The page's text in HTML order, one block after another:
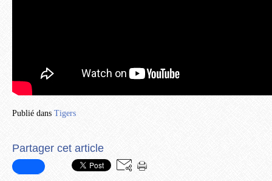
Publié dans Tigers
Partager cet article